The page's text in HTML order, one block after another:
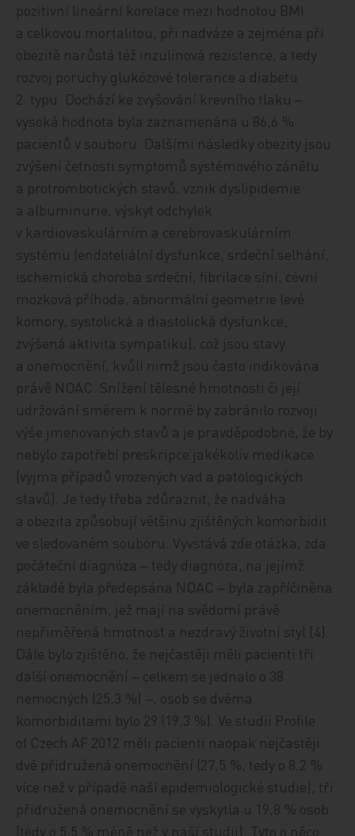
pozitivní lineární korelace mezi hodnotou BMI
a celkovou mortalitou, při nadváze a zejména při
obezitě narůstá též inzulinová rezistence, a tedy
rozvoj poruchy glukózové tolerance a diabetu
2. typu. Dochází ke zvyšování krevního tlaku ‒
vysoká hodnota byla zaznamenána u 86,6 %
pacientů v souboru. Dalšími následky obezity jsou
zvýšení četnosti symptomů systémového zánětu
a protrombotických stavů, vznik dyslipidemie
a albuminurie, výskyt odchylek
v kardiovaskulárním a cerebrovaskulárním
systému (endoteliální dysfunkce, srdeční selhání,
ischemická choroba srdeční, fibrilace síní, cévní
mozková příhoda, abnormální geometrie levé
komory, systolická a diastolická dysfunkce,
zvýšená aktivita sympatiku), což jsou stavy
a onemocnění, kvůli nimž jsou často indikována
právě NOAC. Snížení tělesné hmotnosti či její
udržování směrem k normě by zabránilo rozvoji
výše jmenovaných stavů a je pravděpodobné, že by
nebylo zapotřebí preskripce jakékoliv medikace
(vyjma případů vrozených vad a patologických
stavů) . Je tedy třeba zdůraznit, že nadváha
a obezita způsobují většinu zjištěných komorbidit
ve sledovaném souboru. Vyvstává zde otázka, zda
počáteční diagnóza ‒ tedy diagnóza, na jejímž
základě byla předepsána NOAC ‒ byla zapříčiněna
onemocněním, jež mají na svědomí právě
nepřiměřená hmotnost a nezdravý životní styl [4].
Dále bylo zjištěno, že nejčastěji měli pacienti tři
další onemocnění ‒ celkem se jednalo o 38
nemocných (25,3 %) ‒, osob se dvěma
komorbiditami bylo 29 (19,3 %). Ve studii Profile
of Czech AF 2012 měli pacienti naopak nejčastěji
dvě přidružená onemocnění (27,5 %, tedy o 8,2 %
více než v případě naší epidemiologické studie), tři
přidružená onemocnění se vyskytla u 19,8 % osob
(tedy o 5,5 % méně než v naší studii). Tyto o něco